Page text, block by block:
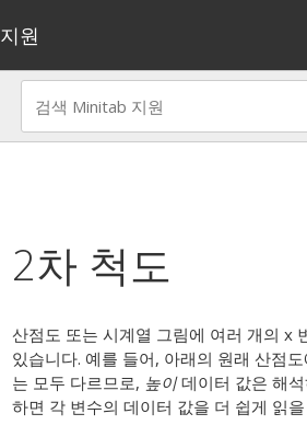
지원
2차 척도
산점도 또는 시계열 그림에 여러 개의 x
있습니다. 예를 들어, 아래의 원래 산점
는 모두 다르므로, 높이데이터 값은 해
하면 각 변수의 데이터 값을 더 쉽게 읽